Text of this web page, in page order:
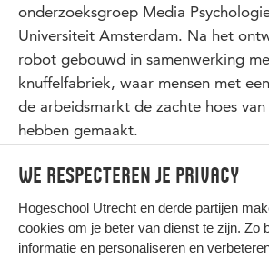
We respecteren je privacy
Hogeschool Utrecht en derde partijen
cookies om je beter van dienst te zijn. Zo
informatie en personaliseren en
onderzoeksgroep Media
Universiteit Amsterdam. Na het
robot gebouwd in samenwerking
knuffelfabriek, waar mensen met
de arbeidsmarkt de zachte hoes
hebben gemaakt.